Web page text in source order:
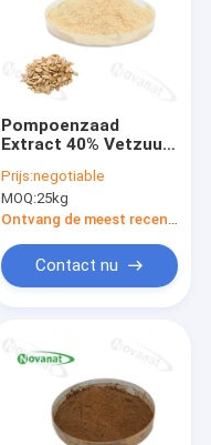
Pompoenzaad
Extract 40% Vetzuur
Extract Poeder 60%
Eiwit
Prijs:negotiable
MOQ:25kg
Ontvang de meest recente Prijs
Contact nu